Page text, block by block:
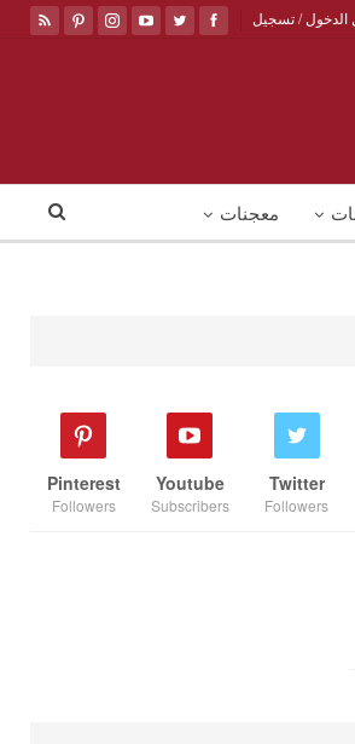
الدخول / تسجيل
معجنات
Twitter
Followers
Youtube
Subscribers
Pinterest
Followers